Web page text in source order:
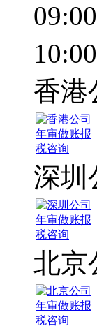
香港
深圳
北京